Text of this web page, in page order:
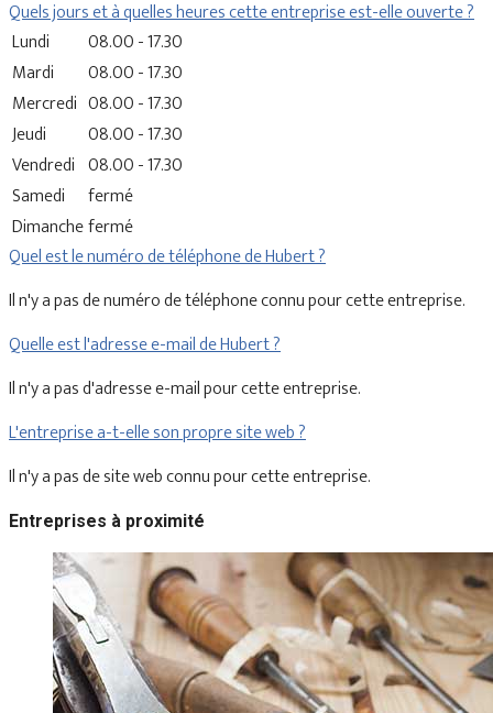
Quels jours et à quelles heures cette entreprise est-elle ouverte ?
Lundi
08.00 - 17.30
Mardi
08.00 - 17.30
Mercredi 08.00 - 17.30
Jeudi
08.00 - 17.30
Vendredi 08.00 - 17.30
Samedi
fermé
Dimanchefermé
Quel est le numéro de téléphone de Hubert ?
Il n'y a pas de numéro de téléphone connu pour cette entreprise.
Quelle est l'adresse e-mail de Hubert ?
Il n'y a pas d'adresse e-mail pour cette entreprise.
L'entreprise a-t-elle son propre site web ?
Il n'y a pas de site web connu pour cette entreprise.
Entreprises à proximité